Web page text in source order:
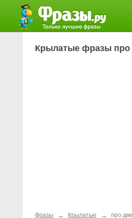
Крылатые фразы про
Фразы → Крылатые → про